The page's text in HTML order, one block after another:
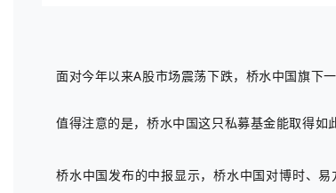
面对今年以来A股市场震荡下跌，桥水中国旗下
值得注意的是，桥水中国这只私募基金能取得如
桥水中国发布的中报显示，桥水中国对博时、